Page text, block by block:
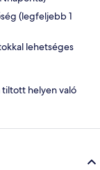
(legfeljebb 1
lehetséges
tiltott helyen való